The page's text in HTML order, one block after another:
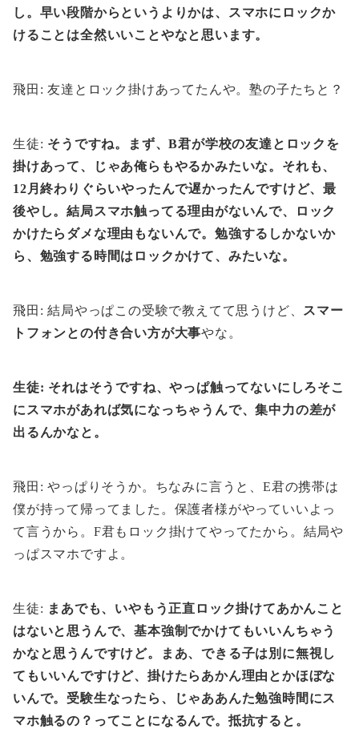
し。早い段階からというよりかは、スマホにロックか
けることは全然いいことやなと思います。
飛田: 友達とロック掛けあってたんや。塾の子たちと？
生徒: そうですね。まず、B君が学校の友達とロックを
掛けあって、じゃあ俺らもやるかみたいな。それも、
12月終わりぐらいやったんで遅かったんですけど、最
後やし。結局スマホ触ってる理由がないんで、ロック
かけたらダメな理由もないんで。勉強するしかないか
ら、勉強する時間はロックかけて、みたいな。
飛田: 結局やっぱこの受験で教えてて思うけど、 スマー
トフォンとの付き合い方が大事やな。
生徒: それはそうですね、やっぱ触ってないにしろそこ
にスマホがあれば気になっちゃうんで、集中力の差が
出るんかなと。
飛田: やっぱりそうか。ちなみに言うと、E君の携帯は
僕が持って帰ってました。保護者様がやっていいよっ
て言うから。F君もロック掛けてやってたから。結局や
っぱスマホですよ。
生徒: まあでも、いやもう正直ロック掛けてあかんこと
はないと思うんで、基本強制でかけてもいいんちゃう
かなと思うんですけど。まあ、できる子は別に無視し
てもいいんですけど、掛けたらあかん理由とかほぼな
いんで。受験生なったら、じゃああんた勉強時間にス
マホ触るの？ってことになるんで。抵抗すると。